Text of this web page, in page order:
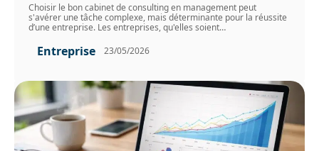
Choisir le bon cabinet de consulting en management peut
s'avérer une tâche complexe, mais déterminante pour la réussite
d’une entreprise. Les entreprises, qu'elles soient…
Entreprise 23/05/2026